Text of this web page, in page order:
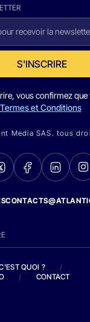
S'INSCRIRE
vous confirmez
Termes et Conditions
Media SAS. tous
QUOI ?
/
/ CONTACT